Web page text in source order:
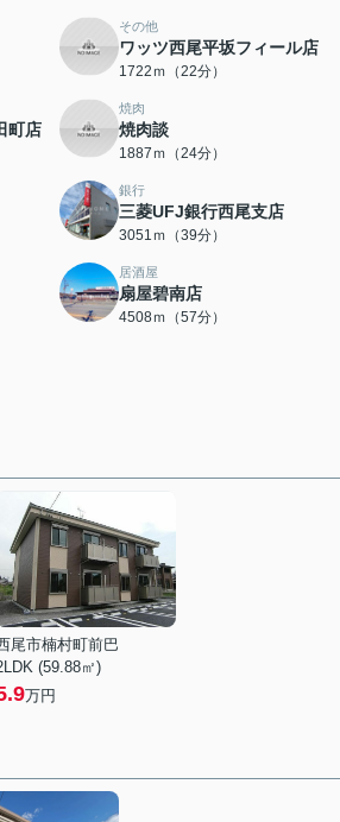
その他
ワッツ西尾平坂フィール店
1722ｍ（22分）
町店
焼肉
焼肉談
1887ｍ（24分）
銀行
三菱UFJ銀行西尾支店
3051ｍ（39分）
居酒屋
扇屋碧南店
4508ｍ（57分）
尾市楠村町前巴
(59.88㎡)
万円